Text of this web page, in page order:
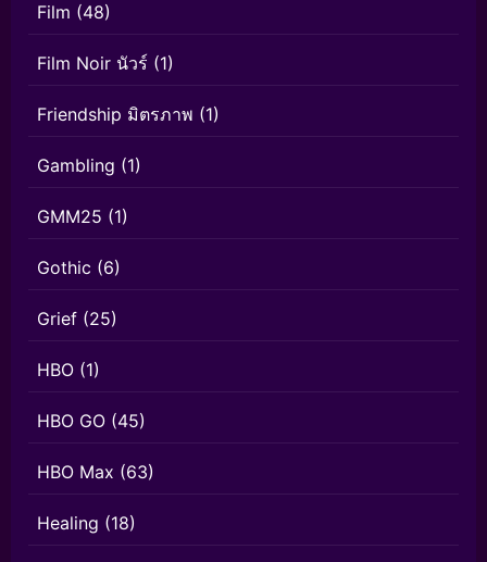
Film (48)
Film Noir นัวร์ (1)
Friendship มิตรภาพ (1)
Gambling (1)
GMM25 (1)
Gothic (6)
Grief (25)
HBO (1)
HBO GO (45)
HBO Max (63)
Healing (18)